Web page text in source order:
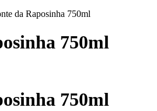
da Raposinha 750ml
750ml
750ml